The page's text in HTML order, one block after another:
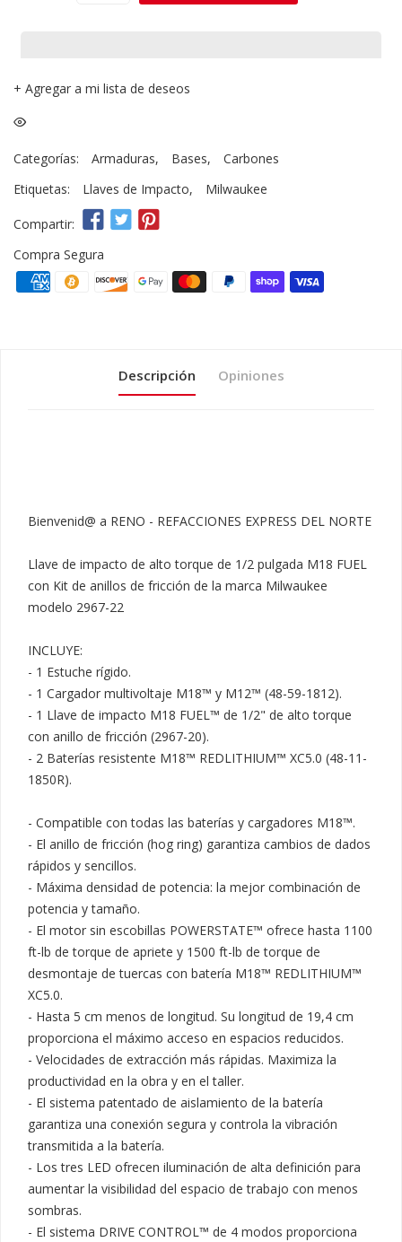
+ Agregar a mi lista de deseos
Categorías: Armaduras, Bases,
Carbones
Etiquetas:
Llaves de Impacto, Milwaukee
Compartir:
Compra Segura
Descripción Opiniones
Bienvenid@ a RENO - REFACCIONES EXPRESS DEL NORTE
Llave de impacto de alto torque de 1/2 pulgada M18 FUEL
con Kit de anillos de fricción de la marca Milwaukee
modelo 2967-22
INCLUYE:
- 1 Estuche rígido.
- 1 Cargador multivoltaje M18™ y M12™ (48-59-1812).
- 1 Llave de impacto M18 FUEL™ de 1/2" de alto torque
con anillo de fricción (2967-20).
- 2 Baterías resistente M18™ REDLITHIUM™ XC5.0 (48-11-
1850R).
- Compatible con todas las baterías y cargadores M18™.
- El anillo de fricción (hog ring) garantiza cambios de dados
rápidos y sencillos.
- Máxima densidad de potencia: la mejor combinación de
potencia y tamaño.
- El motor sin escobillas POWERSTATE™ ofrece hasta 1100
ft-lb de torque de apriete y 1500 ft-lb de torque de
desmontaje de tuercas con batería M18™ REDLITHIUM™
XC5.0.
- Hasta 5 cm menos de longitud. Su longitud de 19,4 cm
proporciona el máximo acceso en espacios reducidos.
- Velocidades de extracción más rápidas. Maximiza la
productividad en la obra y en el taller.
- El sistema patentado de aislamiento de la batería
garantiza una conexión segura y controla la vibración
transmitida a la batería.
- Los tres LED ofrecen iluminación de alta definición para
aumentar la visibilidad del espacio de trabajo con menos
sombras.
- El sistema DRIVE CONTROL™ de 4 modos proporciona